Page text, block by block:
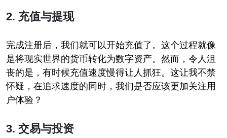
2. 充值与提现
完成注册后，我们就可以开始充值了。这个过程就像
是将现实世界的货币转化为数字资产。然而，令人沮
丧的是，有时候充值速度慢得让人抓狂。这让我不禁
怀疑，在追求速度的同时，我们是否应该更加关注用
户体验？
3. 交易与投资